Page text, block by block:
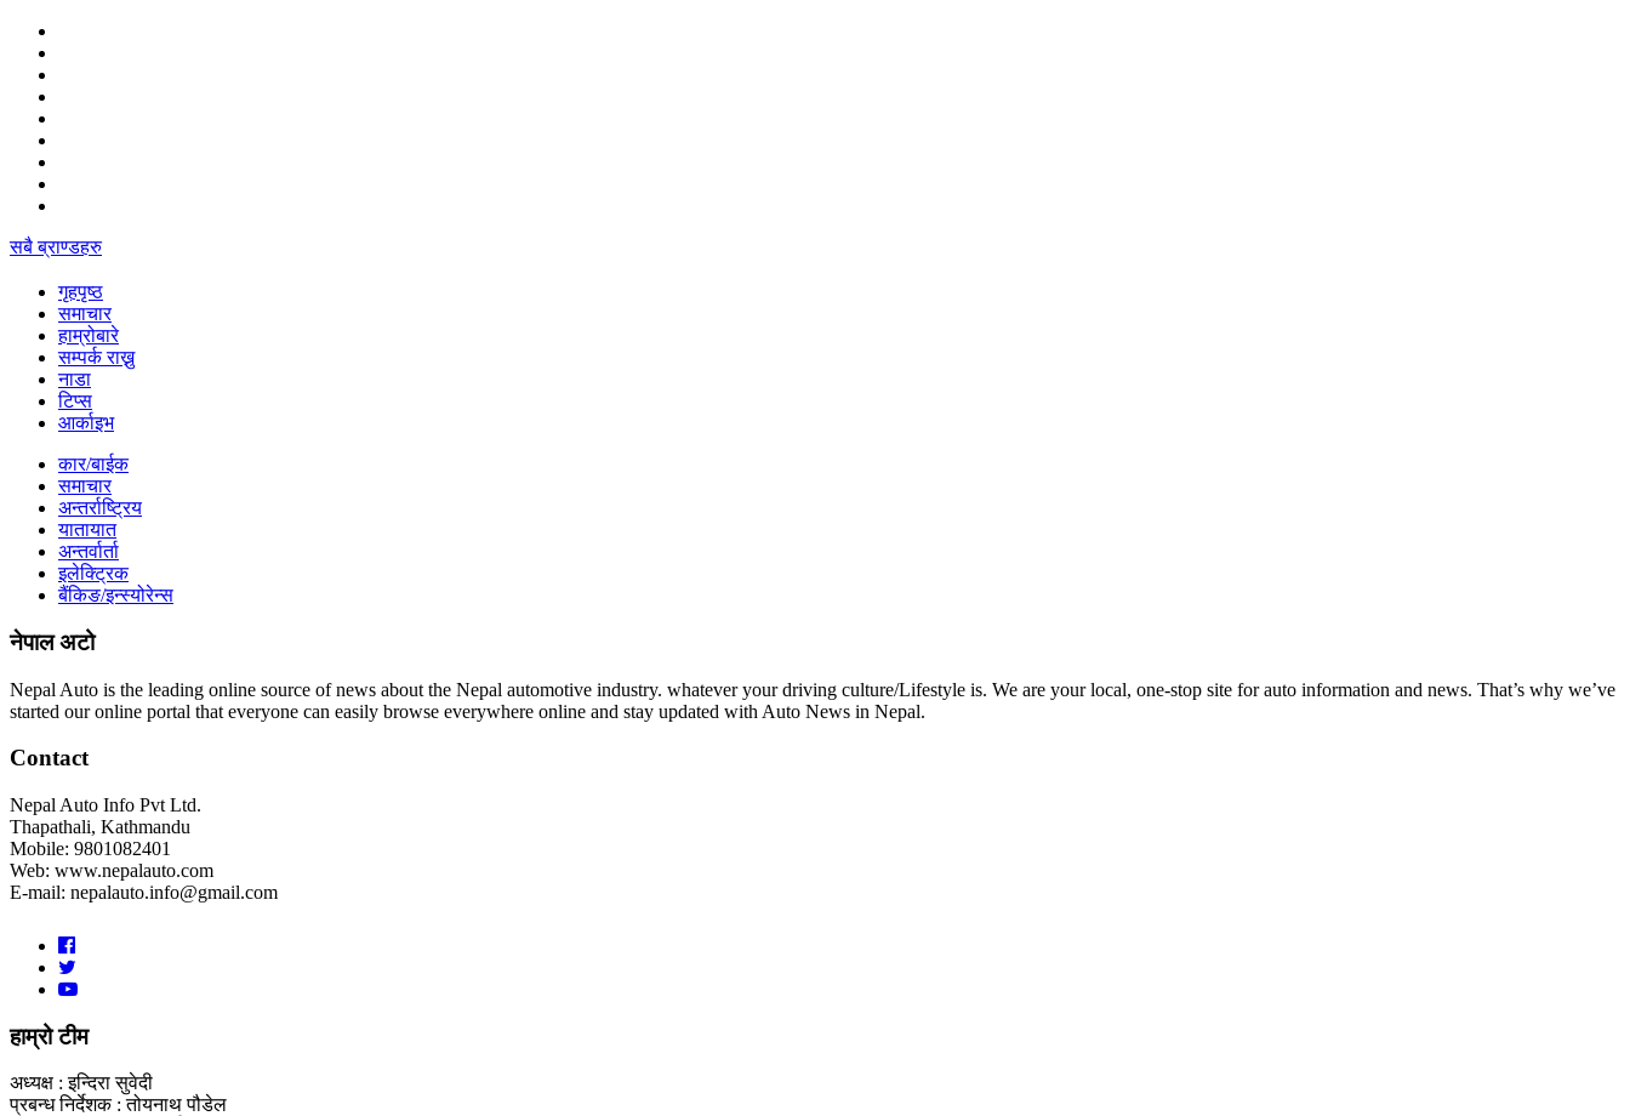
सबै ब्राण्डहरु
गृहपृष्‍ठ
समाचार
हाम्रोबारे
सम्पर्क राख्नु
नाडा
टिप्स
आर्काइभ
कार/बाईक
समाचार
अन्तर्राष्ट्रिय
यातायात
अन्तर्वार्ता
इलेक्ट्रिक
बैंकिङ/इन्स्योरेन्स
नेपाल अटो
Nepal Auto is the leading online source of news about the Nepal automotive industry. whatever your driving culture/Lifestyle is. We are your local, one-stop site for auto information and news. That’s why we’ve
started our online portal that everyone can easily browse everywhere online and stay updated with Auto News in Nepal.
Contact
Nepal Auto Info Pvt Ltd.
Thapathali, Kathmandu
Mobile: 9801082401
Web: www.nepalauto.com
E-mail: nepalauto.info@gmail.com
हाम्रो टीम
अध्यक्ष : इन्दिरा सुवेदी
प्रबन्ध निर्देशक : तोयनाथ पौडेल